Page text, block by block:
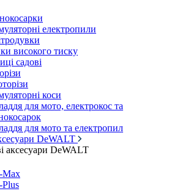
електропили
високого тиску
садові
коси
для мото, електрокос та
для мото та електропил
DeWALT
аксесуари DeWALT
Max
Plus